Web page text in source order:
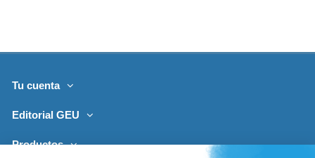
Tu cuenta
Editorial GEU
Productos